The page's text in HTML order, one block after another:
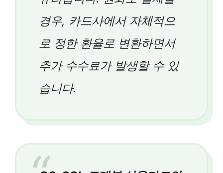
경우, 카드사에서 자체적으
로 정한 환율로 변환하면서
추가 수수료가 발생할 수 있
습니다.